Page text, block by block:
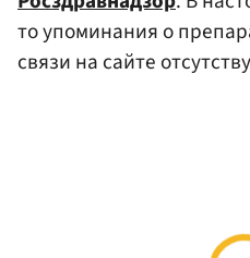
то упоминания о
связи на сайте